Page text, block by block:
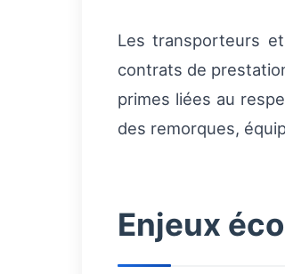
Les transporteurs
contrats de
primes liées au
des remorques,
Enjeux